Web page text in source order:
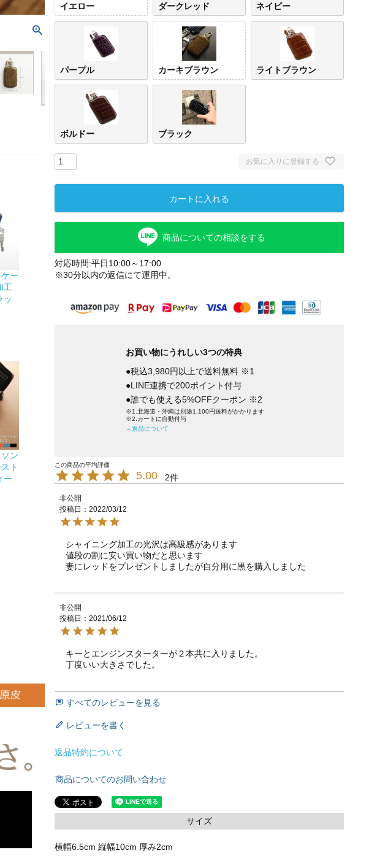
ー
工
ッ
ン
ト
ー
イエロー ダークレッド ネイビー
パープル カーキブラウン ライトブラウン
ボルドー ブラック
お気に入りに登録する
カートに入れる
商品についての相談をする
対応時間:平日10:00～17:00
※30分以内の返信にて運用中。
お買い物にうれしい3つの特典
●税込3,980円以上で送料無料 ※1
●LINE連携で200ポイント付与
●誰でも使える5%OFFクーポン ※2
※1.北海道・沖縄は別途1,100円送料がかかります
※2.カートに自動付与
→返品について
5.00 2
非公開
投稿日
2022/03/12
シャイニング加工の光沢は高級感があります
値段の割に安い買い物だと思います
妻にレッドをプレゼントしましたが自分用に黒を購入しました
非公開
投稿日
2021/06/12
キーとエンジンスターターが２本共に入りました。
丁度いい大きさでした。
すべてのレビューを見る
レビューを書く
返品特約について
商品についてのお問い合わせ
サイズ
横幅6.5cm 縦幅10cm 厚み2cm